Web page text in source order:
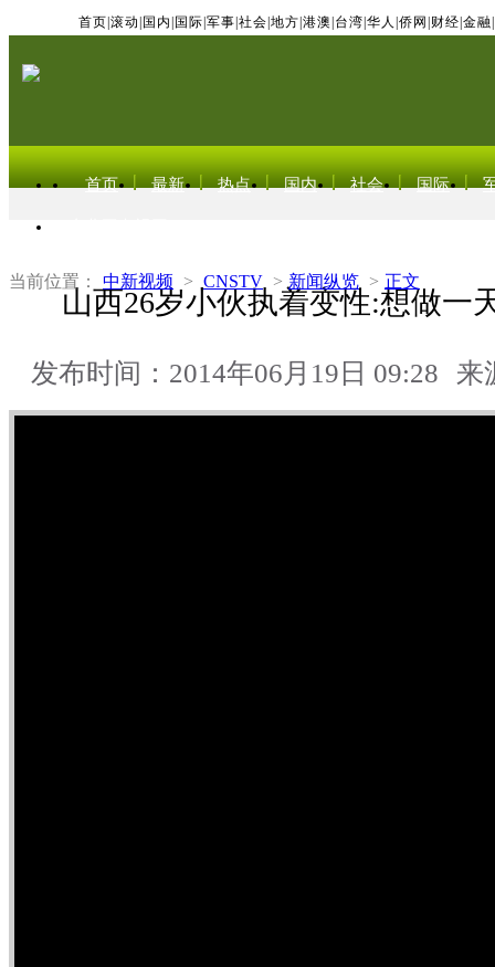
首页 滚动 国内 国际 军事 社会 地方 港澳 台湾 华人 侨网 财经 金融
首页 最新 热点 国内 社会 国际
当前位置： 中新视频 > CNSTV > 新闻纵览 > 正文
山西26岁小伙执着变性:想做一
发布时间：2014年06月19日 09:28 来